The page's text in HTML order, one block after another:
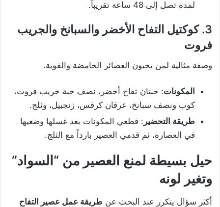
لمدة تصل إلى 48 ساعة تقريباً.
3. كوكتيل التفاح الأخضر والسبانخ والجريب
فروت
وصفة مثالية لمن يحبون العصائر الحامضة والقوية.
المكونات: حبتان تفاح أخضر، نصف حبة جريب فروت،
كوب ونصف سبانخ، عرقان كرفس، زنجبيل، وثلج.
طريقة التحضير : قطعي المكونات بعد غسلها وضعيها
في العصارة، ثم قدمي العصير بارداً مع الثلج.
حيل بسيطة لمنع العصير من “السواد”
وتغير لونه
أكثر سؤال يتكرر عند البحث عن طريقة عمل عصير التفاح